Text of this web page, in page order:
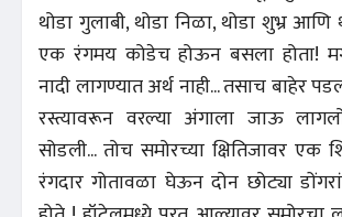
थोडा गुलाबी, थोडा निळा, थोडा शुभ्र
एक रंगमय कोडेच होऊन बसला होता!
नादी लागण्यात अर्थ नाही... तसाच बाहेर
रस्त्यावरून वरल्या अंगाला जाऊ
सोडली... तोच समोरच्या क्षितिजावर
रंगदार गोतावळा घेऊन दोन छोट्या